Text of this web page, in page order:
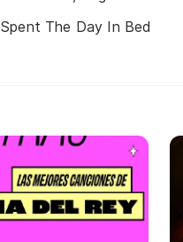
Spent The Day In Bed